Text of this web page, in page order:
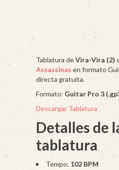
Tablatura deVira-Vira (2)
Assassinas en formato
directa gratuita.
Formato: Guitar Pro 3
Descargar Tablatura
Detalles de
tablatura
Tempo:102 BPM